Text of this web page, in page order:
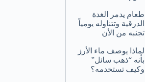
طعام يدمر الغدة
الدرقية وتتناوله يومياً
تجنبه من الأن
لماذا يوصف ماء الأرز
بأنه “ذهب سائل”
وكيف تستخدمه؟